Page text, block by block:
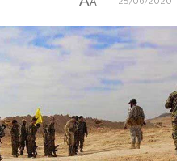
25/06/2020